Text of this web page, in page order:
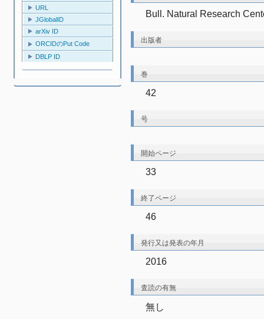
URL
JGlobalID
arXiv ID
ORCIDのPut Code
DBLP ID
Bull. Natural Research
出版者
巻
42
号
開始ページ
33
終了ページ
46
発行又は発表の年月
2016
査読の有無
無し